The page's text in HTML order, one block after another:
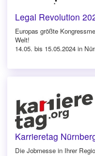
Legal Revolution
Europas größte
Welt!
14.05. bis 15.05.2024 in
Karrieretag
Die Jobmesse in Ihrer